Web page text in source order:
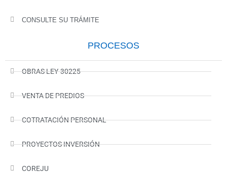
CONSULTE SU TRÁMITE
PROCESOS
OBRAS LEY-30225
VENTA DE PREDIOS
COTRATACIÓN PERSONAL
PROYECTOS INVERSIÓN
COREJU